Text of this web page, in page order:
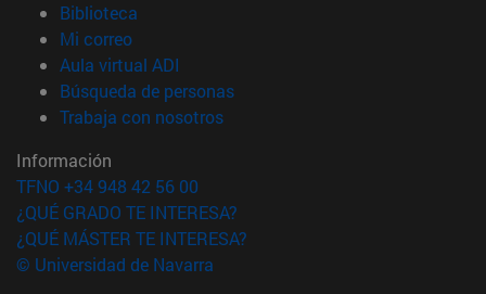
Biblioteca
Mi correo(abre en nueva ventana)
Aula virtual ADI
Búsqueda de personas(abre en nueva ventana)
Trabaja con nosotros(abre en nueva ventana)
Información
TFNO +34 948 42 56 00
¿QUÉ GRADO TE INTERESA?
¿QUÉ MÁSTER TE INTERESA?
© Universidad de Navarra